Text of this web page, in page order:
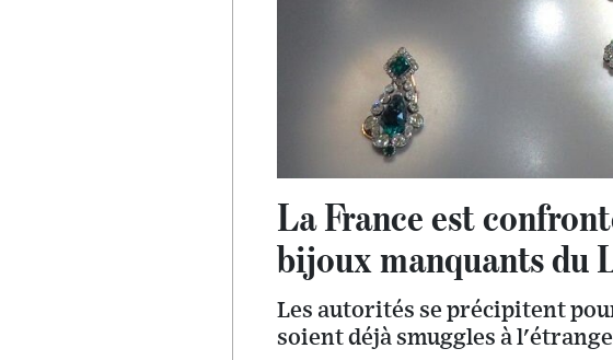
La France est
bijoux manquants du
Les autorités se précipitent
soient déjà smuggles à